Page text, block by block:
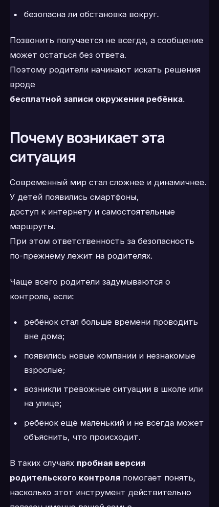
безопасна ли обстановка вокруг.
Позвонить получается не всегда, а сообщение
может остаться без ответа.
Поэтому родители начинают искать решения
вроде
бесплатной записи окружения ребёнка.
Почему возникает эта
ситуация
Современный мир стал сложнее и динамичнее.
У детей появились смартфоны,
доступ к интернету и самостоятельные
маршруты.
При этом ответственность за безопасность
по-прежнему лежит на родителях.
Чаще всего родители задумываются о
контроле, если:
ребёнок стал больше времени проводить
вне дома;
появились новые компании и незнакомые
взрослые;
возникли тревожные ситуации в школе или
на улице;
ребёнок ещё маленький и не всегда может
объяснить, что происходит.
В таких случаях пробная версия
родительского контроля помогает понять,
насколько этот инструмент действительно